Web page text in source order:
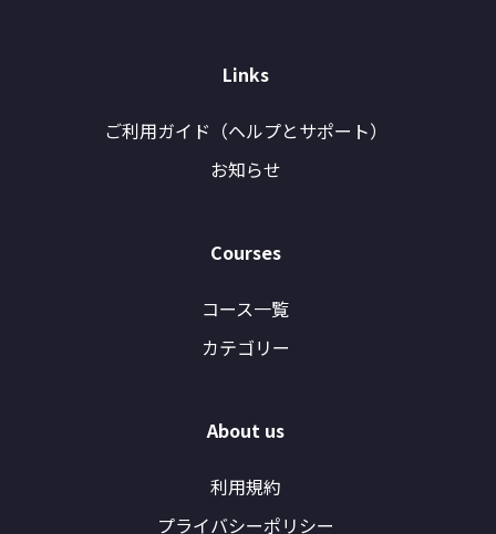
Links
ご利用ガイド（ヘルプとサポート）
お知らせ
Courses
コース一覧
カテゴリー
About us
利用規約
プライバシーポリシー